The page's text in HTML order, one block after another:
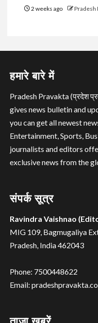
2 weeks ago Pradesh
हमारे बारे में
Pradesh Pravakta (प्रदेश
gives news bulletin and
you can get all newest
Entertainment, Sports,
journalists and editors
exclusive news from the
संपर्क सूत्र
Ravindra Vaishnao
MIG 109, Bagmugaliya
Pradesh, India 462043
Phone: 7500448622
Email: